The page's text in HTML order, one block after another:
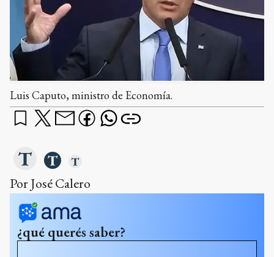
Luis Caputo, ministro de Economía.
Por José Calero
¿qué querés saber?